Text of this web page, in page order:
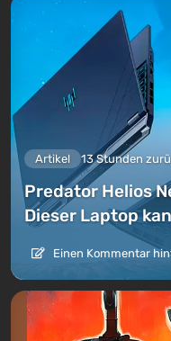
Artikel 13 Stunden
Predator Helios
Dieser Laptop
Einen Kommentar